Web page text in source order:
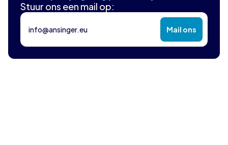
Stuur ons een mail op:
info@ansinger.eu Mail ons